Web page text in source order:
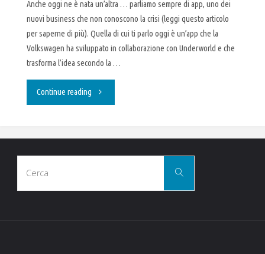
Anche oggi ne è nata un’altra … parliamo sempre di app, uno dei
nuovi business che non conoscono la crisi (leggi questo articolo
per saperne di più). Quella di cui ti parlo oggi è un’app che la
Volkswagen ha sviluppato in collaborazione con Underworld e che
trasforma l’idea secondo la …
Continue reading "Ecco
la
Cerca